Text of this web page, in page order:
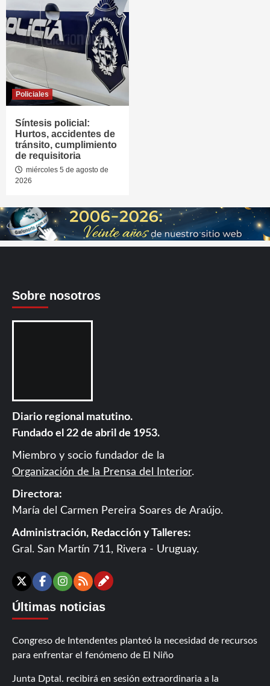
Policiales
Síntesis policial:
Hurtos, accidentes de
tránsito, cumplimiento
de requisitoria
miércoles 5 de agosto de
2026
Sobre nosotros
Diario regional matutino.
Fundado el 22 de abril de 1953.
Miembro y socio fundador de la
Organización de la Prensa del Interior.
Directora:
María del Carmen Pereira Soares de Araújo.
Administración, Redacción y Talleres:
Gral. San Martín 711, Rivera - Uruguay.
X Facebook
Instagram
RSSContáctanos
Últimas noticias
Congreso de Intendentes planteó la necesidad de recursos
para enfrentar el fenómeno de El Niño
Junta Dptal. recibirá en sesión extraordinaria a la